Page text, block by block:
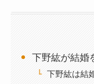
下野紘が結婚
下野紘は結